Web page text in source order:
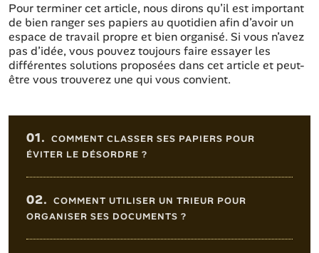
Pour terminer cet article, nous dirons qu’il est important
de bien ranger ses papiers au quotidien afin d’avoir un
espace de travail propre et bien organisé. Si vous n’avez
pas d’idée, vous pouvez toujours faire essayer les
différentes solutions proposées dans cet article et peut-
être vous trouverez une qui vous convient.
Sommaire de l'article
01. COMMENT CLASSER SES PAPIERS POUR
ÉVITER LE DÉSORDRE ?
02. COMMENT UTILISER UN TRIEUR POUR
ORGANISER SES DOCUMENTS ?